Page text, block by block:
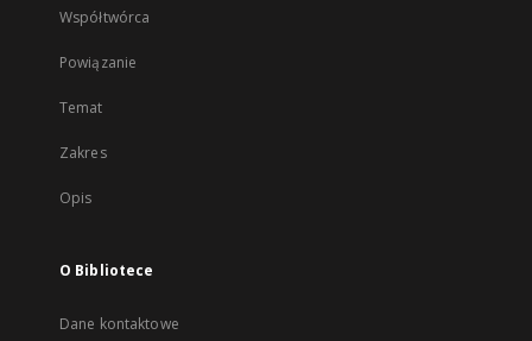
Współtwórca
Powiązanie
Temat
Zakres
Opis
O Bibliotece
Dane kontaktowe